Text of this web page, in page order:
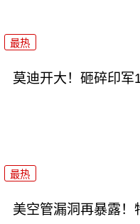
最热
莫迪开大！砸碎印军
最热
美空管漏洞再暴露！